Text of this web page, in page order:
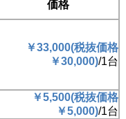
価格
￥33,000(税抜価格
￥30,000)/1台
￥5,500(税抜価格
￥5,000)/1台